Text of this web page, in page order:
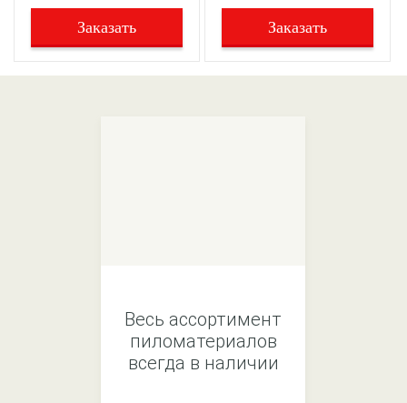
Заказать Заказать
Весь ассортимент
пиломатериалов
всегда в наличии